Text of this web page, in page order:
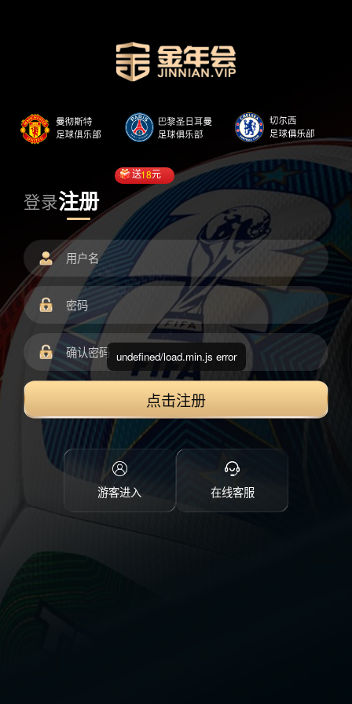
登录注册
送18元
点击注册
游客进入 在线客服
undefined/load.min.js error